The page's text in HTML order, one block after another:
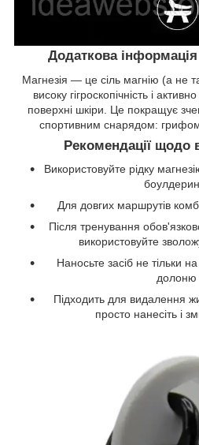
Додаткова інформація
Магнезія — це сіль магнію (а не
високу гігроскопічність і
поверхні шкіри. Це покращує
спортивним снарядом:
Рекомендації щодо
Використовуйте рідку
Для довгих маршрутів
Після тренування
використовуйте
Наносьте засіб не тільки
долоню
Підходить для видалення
просто нанесіть і